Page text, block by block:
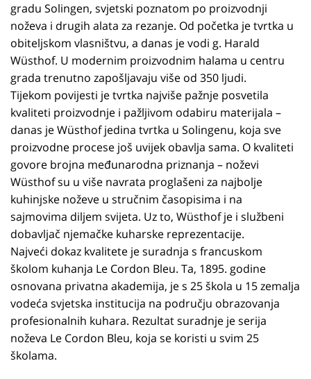
gradu Solingen, svjetski poznatom po proizvodnji
noževa i drugih alata za rezanje. Od početka je tvrtka u
obiteljskom vlasništvu, a danas je vodi g. Harald
Wüsthof. U modernim proizvodnim halama u centru
grada trenutno zapošljavaju više od 350 ljudi.
Tijekom povijesti je tvrtka najviše pažnje posvetila
kvaliteti proizvodnje i pažljivom odabiru materijala –
danas je Wüsthof jedina tvrtka u Solingenu, koja sve
proizvodne procese još uvijek obavlja sama. O kvaliteti
govore brojna međunarodna priznanja – noževi
Wüsthof su u više navrata proglašeni za najbolje
kuhinjske noževe u stručnim časopisima i na
sajmovima diljem svijeta. Uz to, Wüsthof je i službeni
dobavljač njemačke kuharske reprezentacije.
Najveći dokaz kvalitete je suradnja s francuskom
školom kuhanja Le Cordon Bleu. Ta, 1895. godine
osnovana privatna akademija, je s 25 škola u 15 zemalja
vodeća svjetska institucija na području obrazovanja
profesionalnih kuhara. Rezultat suradnje je serija
noževa Le Cordon Bleu, koja se koristi u svim 25
školama.